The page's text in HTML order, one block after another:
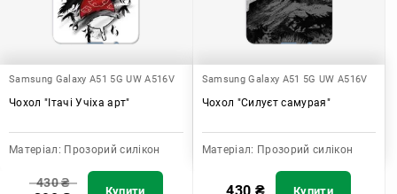
Samsung Galaxy A51 5G UW A516V
Чохол "Ітачі Учіха арт"
Матеріал: Прозорий силікон
430₴
Купити
Samsung Galaxy A51 5G UW A516V
Чохол "Силуєт самурая"
Матеріал: Прозорий силікон
430 ₴ Купити